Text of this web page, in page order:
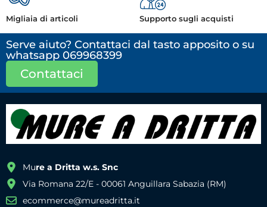
Migliaia di articoli Supporto sugli acquisti
Serve aiuto? Contattaci dal tasto apposito o su
whatsapp 069968399
Contattaci
Mure a Dritta w.s. Snc
Via Romana 22/E - 00061 Anguillara Sabazia (RM)
ecommerce@mureadritta.it